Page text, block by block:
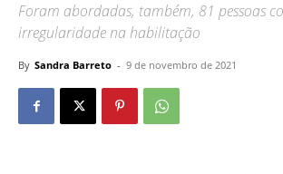
Foram abordadas, também, 81 pessoas
irregularidade na habilitação
By Sandra Barreto - 9 de novembro de 2021